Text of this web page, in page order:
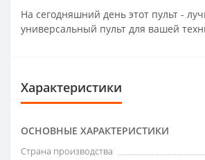
На сегодняшний день этот пульт -
универсальный пульт для вашей
Характеристики
ОСНОВНЫЕ ХАРАКТЕРИСТИКИ
Страна производства